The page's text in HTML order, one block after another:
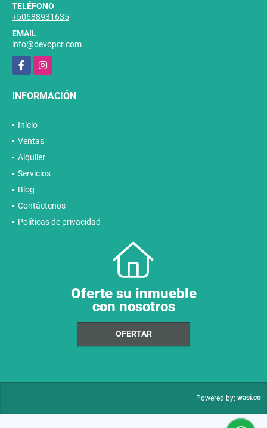
TELÉFONO
+50688931635
EMAIL
info@devopcr.com
FacebookInstagram
INFORMACIÓN
Inicio
Ventas
Alquiler
Servicios
Blog
Contáctenos
Políticas de privacidad
Oferte su inmueble
con nosotros
OFERTAR
Powered by: wasi.co